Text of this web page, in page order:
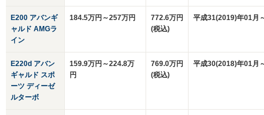
E200 アバンギ
ャルド AMGラ
イン
184.5万円～257万円
772.6万円
(税込)
平成31(2019)年01月
E220d アバン
ギャルド スポ
ーツ ディーゼ
ルターボ
159.9万円～224.8万
円
769.0万円
(税込)
平成30(2018)年01月